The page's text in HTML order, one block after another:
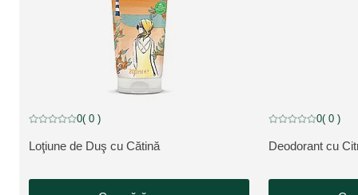
VEZI PRODUSUL:
Loţiune de Duş cu Cătină
Evaluare curentă: 0 din 5 stele evaluat de 0 clienți
0( 0 )
VEZI
Deodorant cu
Evaluare curentă:
0( 0 )